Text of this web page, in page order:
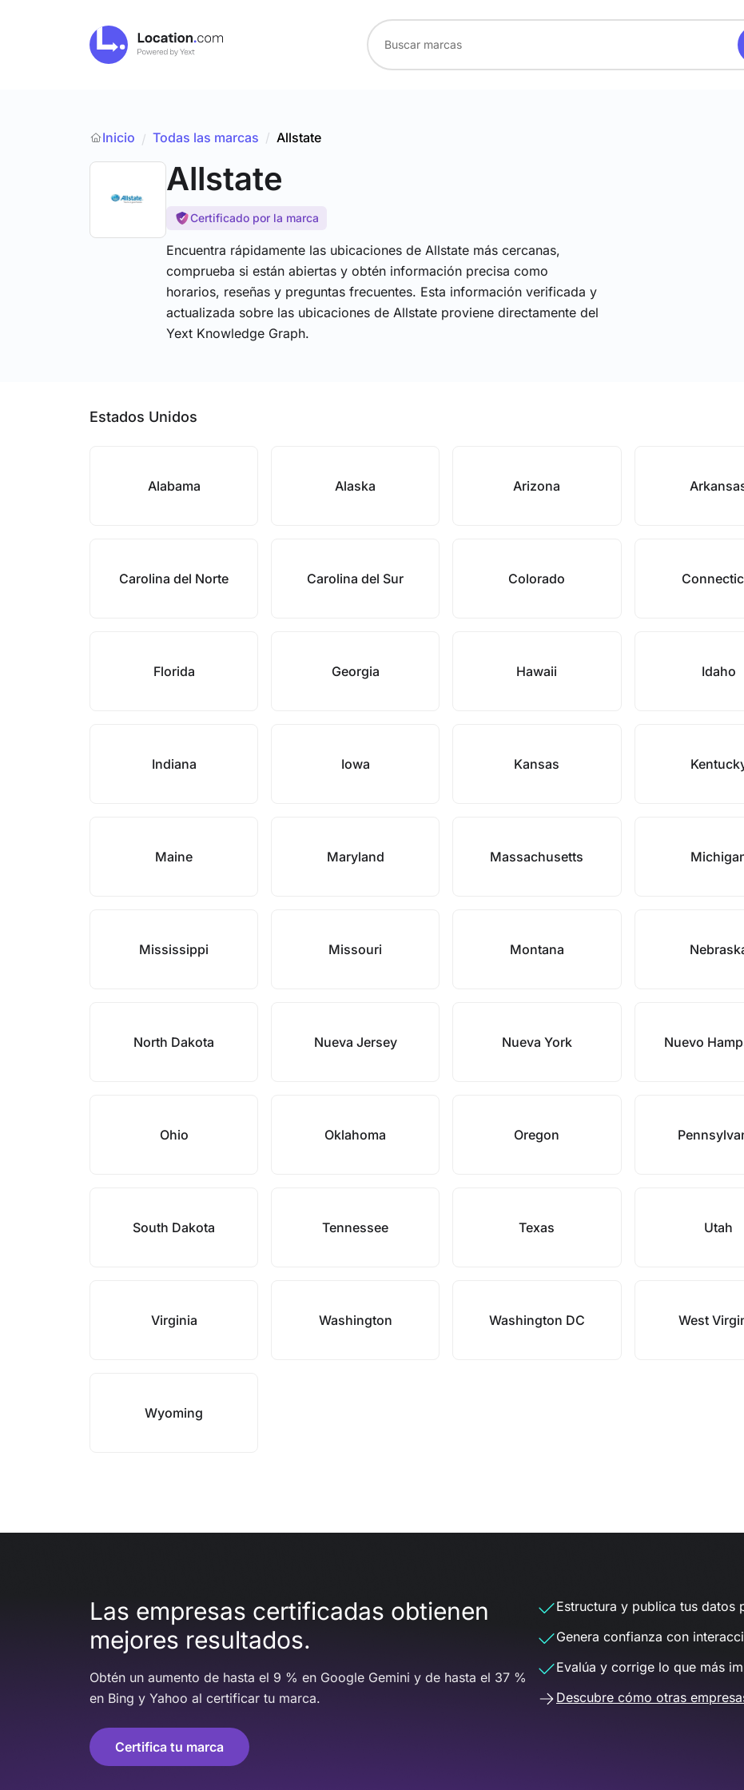
Inicio / Todas las marcas / Allstate
Allstate
Certificado por la marca
Encuentra rápidamente las ubicaciones de Allstate más cercanas,
comprueba si están abiertas y obtén información precisa como
horarios, reseñas y preguntas frecuentes. Esta información verificada y
actualizada sobre las ubicaciones de Allstate proviene directamente del
Yext Knowledge Graph.
Estados Unidos
Alabama Alaska Arizona
Carolina del Norte Carolina del Sur Colorado
Florida Georgia Hawaii Idaho
Indiana Iowa Kansas
Maine Maryland Massachusetts
Mississippi Missouri Montana
North Dakota Nueva Jersey Nueva York Nuevo
Ohio Oklahoma Oregon
South Dakota Tennessee Texas Utah
Virginia Washington Washington DC West
Wyoming
Las empresas certificadas obtienen
mejores resultados.
Obtén un aumento de hasta el 9 % en Google Gemini y de hasta el 37 %
en Bing y Yahoo al certificar tu marca.
Certifica tu marca
Estructura y publica tus datos
Genera confianza con
Evalúa y corrige lo que más
Descubre cómo otras